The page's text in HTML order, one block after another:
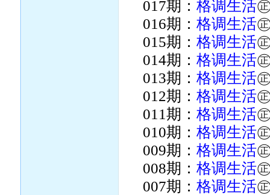
017期：格调生活
016期：格调生活
015期：格调生活
014期：格调生活
013期：格调生活
012期：格调生活
011期：格调生活
010期：格调生活
009期：格调生活
008期：格调生活
007期：格调生活